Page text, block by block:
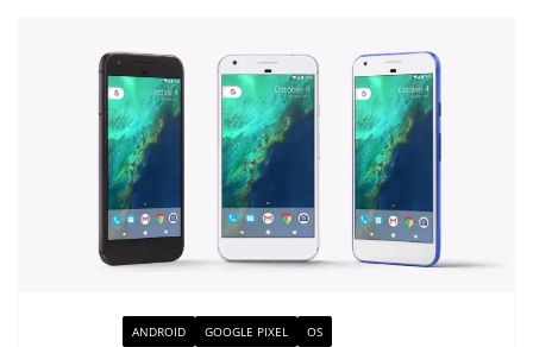
ANDROID GOOGLE PIXEL OS